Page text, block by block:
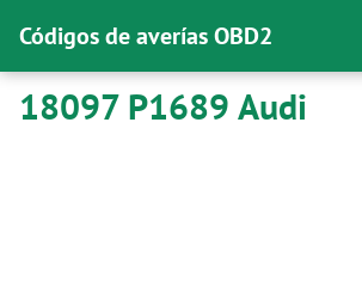
Códigos de averías OBD2
18097 P1689 Audi